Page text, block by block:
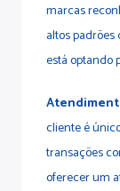
marcas
altos padrões
está optando
cliente é
transações
oferecer um